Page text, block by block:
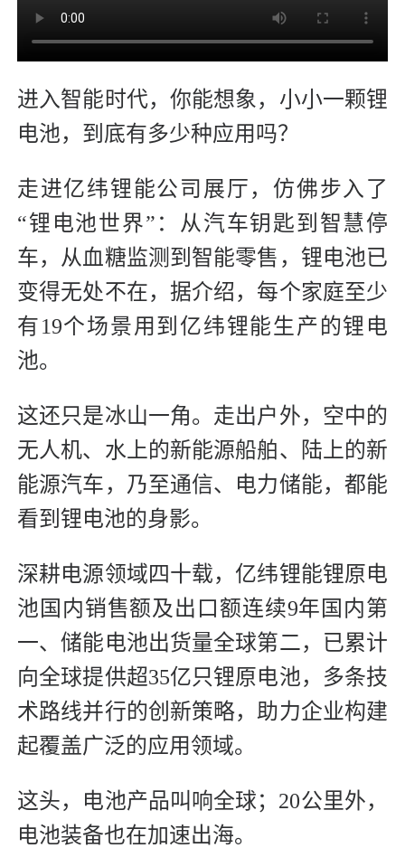
进入智能时代，你能想象，小小一颗锂
电池，到底有多少种应用吗？
走进亿纬锂能公司展厅，仿佛步入了
“锂电池世界”：从汽车钥匙到智慧停
车，从血糖监测到智能零售，锂电池已
变得无处不在，据介绍，每个家庭至少
有19个场景用到亿纬锂能生产的锂电
池。
这还只是冰山一角。走出户外，空中的
无人机、水上的新能源船舶、陆上的新
能源汽车，乃至通信、电力储能，都能
看到锂电池的身影。
深耕电源领域四十载，亿纬锂能锂原电
池国内销售额及出口额连续9年国内第
一、储能电池出货量全球第二，已累计
向全球提供超35亿只锂原电池，多条技
术路线并行的创新策略，助力企业构建
起覆盖广泛的应用领域。
这头，电池产品叫响全球；20公里外，
电池装备也在加速出海。